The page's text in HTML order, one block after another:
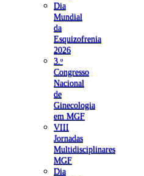
Dia
Mundial
da
Esquizofrenia
2026
3.ᵒ
Congresso
Nacional
de
Ginecologia
em MGF
VIII
Jornadas
Multidisciplinares
MGF
Dia